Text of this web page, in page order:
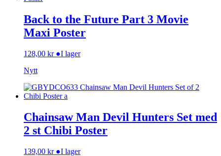
Back to the Future Part 3 Movie
Maxi Poster
128,00 kr ●I lager
Nytt
Chainsaw Man Devil Hunters Set med
2 st Chibi Poster
139,00 kr ●I lager